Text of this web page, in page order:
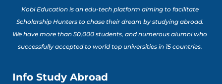
Kobi Education is an edu-tech platform aiming to facilitate
Scholarship Hunters to chase their dream by studying abroad.
We have more than 50,000 students, and numerous alumni who
successfully accepted to world top universities in 15 countries.
Info Study Abroad